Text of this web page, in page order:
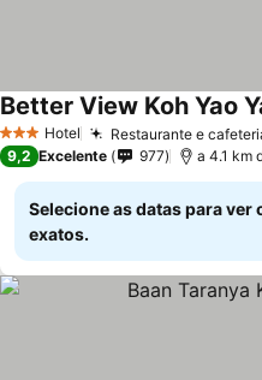
3 EstrelasHotel Restaurante e
Better View Koh Yao
9,2 Excelente 977 a 4.1 km
Selecione as datas para ver
exatos.